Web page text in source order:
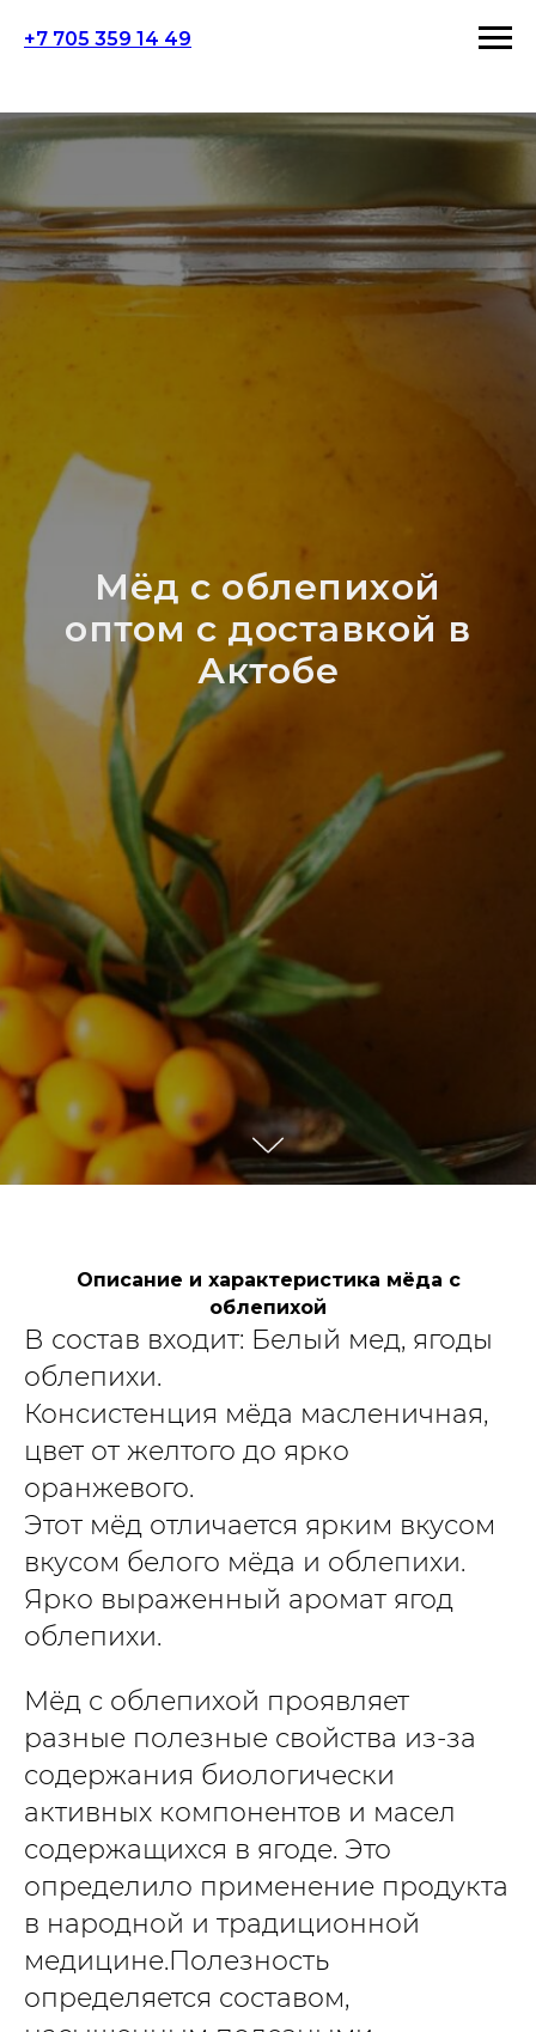
+7 705 359 14 49
Мёд с облепихой
оптом с доставкой в
Актобе
Описание и характеристика мёда с
облепихой
В состав входит: Белый мед, ягоды
облепихи.
Консистенция мёда масленичная,
цвет от желтого до ярко
оранжевого.
Этот мёд отличается ярким вкусом
вкусом белого мёда и облепихи.
Ярко выраженный аромат ягод
облепихи.
Мёд с облепихой проявляет
разные полезные свойства из-за
содержания биологически
активных компонентов и масел
содержащихся в ягоде. Это
определило применение продукта
в народной и традиционной
медицине.Полезность
определяется составом,